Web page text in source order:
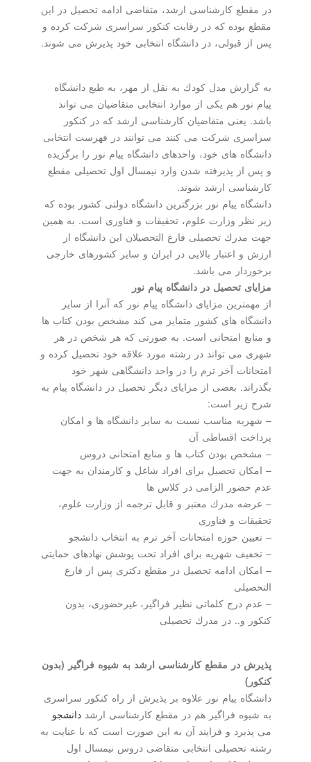
در مقطع كارشناسی ارشد، متقاضی ادامه تحصیل در این
مقطع بوده كه در رقابت كنكور سراسری شركت كرده و
پس از قبولی، در دانشگاه انتخابی خود پذیرش می شوند.
به گزارش مدل كودك به نقل از مهر، به طبع دانشگاه
پیام نور هم یكی از موارد انتخابی متقاضیان می تواند
باشد. یعنی متقاضیان كارشناسی ارشد كه در كنكور
سراسری شركت می كنند می توانند در فهرست انتخابی
دانشگاه های خود، واحدهای دانشگاه پیام نور را برگزیده
و پس از پذیرفته شدن وارد نیمسال اول تحصیلی مقطع
كارشناسی ارشد شوند.
دانشگاه پیام نور بزرگترین دانشگاه دولتی كشور بوده كه
زیر نظر وزارت علوم، تحقیقات و فناوری است. به همین
جهت مدرك تحصیلی فارغ التحصیلان این دانشگاه از
ارزش و اعتبار بالایی در ایران و سایر كشورهای خارجی
برخوردار می باشد.
مزایای تحصیل در دانشگاه پیام نور
از مهمترین مزایای دانشگاه پیام نور كه آنرا از سایر
دانشگاه های كشور متمایز می كند مشخص بودن كتاب ها
و منابع امتحانی است. به صورتی كه هر شخص در هر
شهری می تواند در رشته مورد علاقه خود تحصیل كرده و
امتحانات آخر ترم را در واحد دانشگاهی شهر خود
بگذراند. بعضی از مزایای دیگر تحصیل در دانشگاه پیام به
شرح زیر است:
– شهریه مناسب نسبت به سایر دانشگاه ها و امكان
پرداخت اقساطی آن
– مشخص بودن كتاب ها و منابع امتحانی دروس
– امكان تحصیل برای افراد شاغل و كارمندان به جهت
عدم حضور الزامی در كلاس ها
– عرضه مدرك معتبر و قابل ترجمه از وزارت علوم،
تحقیقات و فناوری
– تعیین حوزه امتحانات آخر ترم به انتخاب دانشجو
– تخفیف شهریه برای افراد تحت پوشش نهادهای حمایتی
– امكان ادامه تحصیل در مقطع دكتری پس از فارغ
التحصیلی
– عدم درج كلماتی نظیر فراگیر، غیرحضوری، بدون
كنكور و.. در مدرك تحصیلی
پذیرش در مقطع كارشناسی ارشد به شیوه فراگیر (بدون
دانشگاه پیام نور علاوه بر پذیرش از راه كنكور سراسری
به شیوه فراگیر هم در مقطع كارشناسی ارشددانشجو
می پذیرد و فرایند آن به این صورت است كه با عنایت به
رشته تحصیلی انتخابی متقاضی دروس نیمسال اول